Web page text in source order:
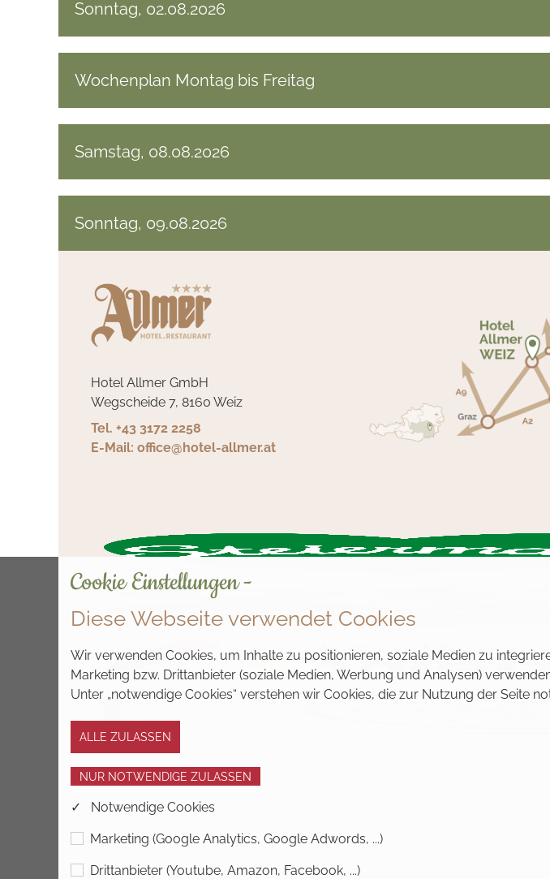
Sonntag, 02.08.2026
Wochenplan Montag bis Freitag
Samstag, 08.08.2026
Sonntag, 09.08.2026
Hotel Allmer GmbH
Wegscheide 7, 8160 Weiz
Tel. +43 3172 2258
E-Mail: office@hotel-allmer.at
Cookie Einstellungen -
Diese Webseite verwendet Cookies
Wir verwenden Cookies, um Inhalte zu positionieren, soziale Medien zu
Marketing bzw. Drittanbieter (soziale Medien, Werbung und Analysen)
Unter „notwendige Cookies“ verstehen wir Cookies, die zur Nutzung der Seite
✓ Notwendige Cookies
Marketing (Google Analytics, Google Adwords, ...)
Drittanbieter (Youtube, Amazon, Facebook, ...)